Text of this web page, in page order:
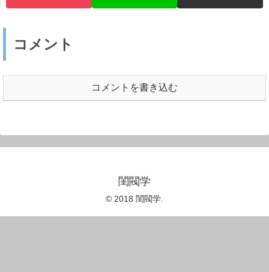
コメント
コメントを書き込む
閨閥学
© 2018 閨閥学.